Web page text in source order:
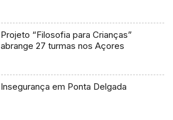
Projeto “Filosofia para Crianças”
abrange 27 turmas nos Açores
Insegurança em Ponta Delgada